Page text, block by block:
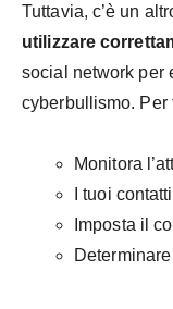
Tuttavia, c’è un
utilizzare
social network per
cyberbullismo. Per
Monitora
I tuoi
Imposta il